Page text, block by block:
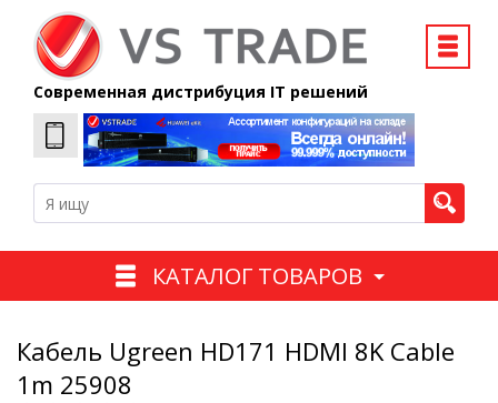
Современная дистрибуция IT решений
КАТАЛОГ ТОВАРОВ
Кабель Ugreen HD171 HDMI 8K Cable
1m 25908